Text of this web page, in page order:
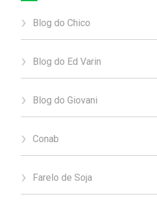
Blog do Chico
Blog do Ed Varin
Blog do Giovani
Conab
Farelo de Soja